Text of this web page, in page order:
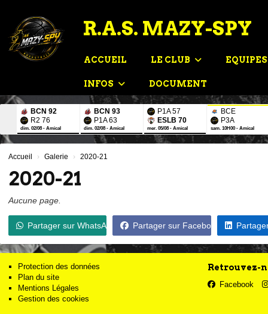
R.A.S. MAZY-SPY
ACCUEIL LE CLUB
INFOS DOCUMENT
BCN 92
R2 76
dim. 02/08 - Amical
BCN 93
P1A 63
dim. 02/08 - Amical
P1A 57
ESLB 70
mer. 05/08 - Amical
BCE
P3A
sam. 10H00 - Amical
Accueil Galerie 2020-21
2020-21
Aucune page.
Partager sur WhatsApp Partager sur Facebook
Protection des données
Plan du site
Mentions Légales
Gestion des cookies
Retrouvez-
Facebook